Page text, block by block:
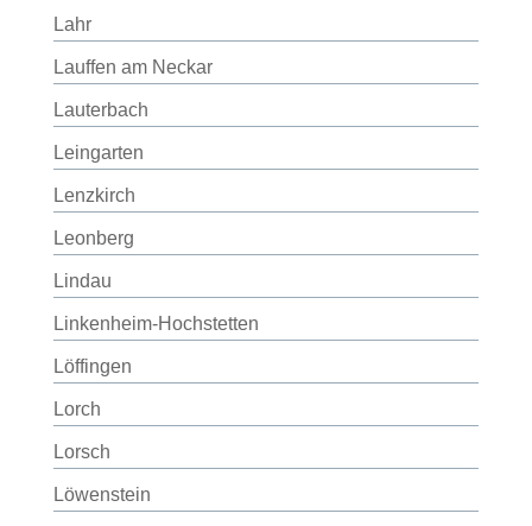
Lahr
Lauffen am Neckar
Lauterbach
Leingarten
Lenzkirch
Leonberg
Lindau
Linkenheim-Hochstetten
Löffingen
Lorch
Lorsch
Löwenstein